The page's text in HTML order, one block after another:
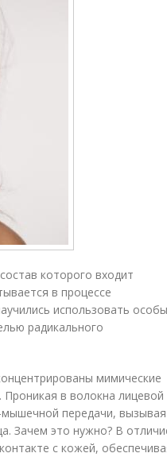
которого входит
в про­цес­се
использовать
радикального
мимические
в волокна лицевой
передачи, вызывая
Зачем это нужно? В
с кожей,